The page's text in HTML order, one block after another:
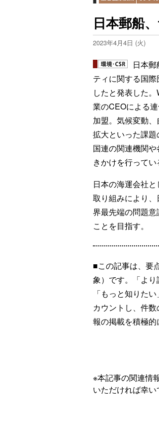
日本郵船
2023年4月4日 (火)
日本
ティに関する国
したと発表した
業のCEOによる
加盟。気候変動
拡大といった課題
国連の関連機関
きかけを行ってい
日本の海運会社
取り組みにより
界最先端の問題
ことを目指す。
■この記事は、要
象）です。「よ
「もっと知りた
カウントし、件
報の掲載を積極的
※本記事の関連情
いただければ幸い